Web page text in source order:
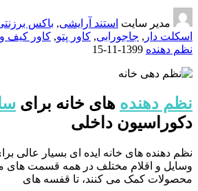
مدیر سایت استند آرایشی, باکس
اسکلت دار , جاجورابی, کاور پتو, کاور کیف
نظم دهنده 1399-11-15
نظم دهنده های خانه برای
دکوراسیون داخلی
نظم دهنده های خانه ایده ای بسیار عالی
وسایل و اقلام مختلف در همه قسمت های
محصولات کمک می کنند، تا قفسه های